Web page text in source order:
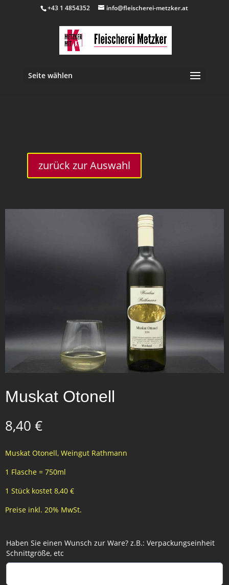
+43 1 4854352 info@fleischerei-metzker.at
Seite wählen
zurück zur Auswahl
Muskat Otonell
8,40 €
Muskat Otonell, Weingut Rathmann
1 Flasche = 750ml
1 Stück kostet 8,40 €
Preise inkl. 20% MwSt.
Haben Sie einen Wunsch zur Ware? z.B.: Verpackungseinheit
Schnittgröße, etc